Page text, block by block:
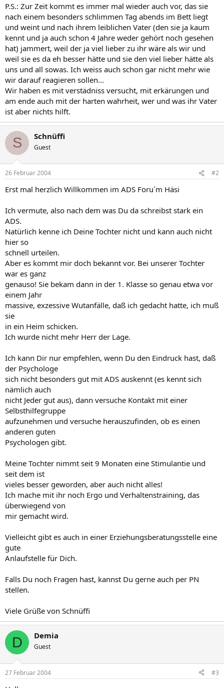
P.S.: Zur Zeit kommt es immer mal wieder auch vor, das sie
nach einem besonders schlimmen Tag abends im Bett liegt
und weint und nach ihrem leiblichen Vater (den sie ja kaum
kennt und ja auch schon 4 Jahre weder gehört noch gesehen
hat) jammert, weil der ja viel lieber zu ihr wäre als wir und
weil sie es da eh besser hätte und sie den viel lieber hätte als
uns und all sowas. Ich weiss auch schon gar nicht mehr wie
wir darauf reagieren sollen...
Wir haben es mit verstädniss versucht, mit erkärungen und
am ende auch mit der harten wahrheit, wer und was ihr Vater
ist aber nichts hilft.
S Schnüffi
Guest
26 Februar 2004 #2
Erst mal herzlich Willkommen im ADS Foru´m Häsi
Ich vermute, also nach dem was Du da schreibst stark ein
ADS.
Natürlich kenne ich Deine Tochter nicht und kann auch nicht
hier so
schnell urteilen.
Aber es kommt mir doch bekannt vor. Bei unserer Tochter
war es ganz
genauso! Sie bekam dann in der 1. Klasse so genau etwa vor
einem Jahr
massive, exzessive Wutanfälle, daß ich gedacht hatte, ich muß
sie
in ein Heim schicken.
Ich wurde nicht mehr Herr der Lage.
Ich kann Dir nur empfehlen, wenn Du den Eindruck hast, daß
der Psychologe
sich nicht besonders gut mit ADS auskennt (es kennt sich
nämlich auch
nicht Jeder gut aus), dann versuche Kontakt mit einer
Selbsthilfegruppe
aufzunehmen und versuche herauszufinden, ob es einen
anderen guten
Psychologen gibt.
Meine Tochter nimmt seit 9 Monaten eine Stimulantie und
seit dem ist
vieles besser geworden, aber auch nicht alles!
Ich mache mit ihr noch Ergo und Verhaltenstraining, das
überwiegend von
mir gemacht wird.
Vielleicht gibt es auch in einer Erziehungsberatungsstelle eine
gute
Anlaufstelle für Dich.
Falls Du noch Fragen hast, kannst Du gerne auch per PN
stellen.
Viele Grüße von Schnüffi
D Demia
Guest
27 Februar 2004 #3